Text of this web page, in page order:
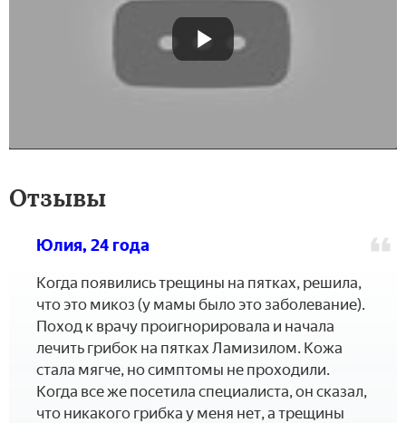
Отзывы
Юлия, 24 года
Когда появились трещины на пятках, решила,
что это микоз (у мамы было это заболевание).
Поход к врачу проигнорировала и начала
лечить грибок на пятках Ламизилом. Кожа
стала мягче, но симптомы не проходили.
Когда все же посетила специалиста, он сказал,
что никакого грибка у меня нет, а трещины